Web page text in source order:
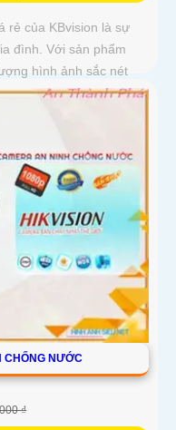
rẻ của KBvision là sự
đình. Với sản phẩm
hình ảnh sắc nét
cầu giám sát hiệu quả
CHỐNG NƯỚC
₫